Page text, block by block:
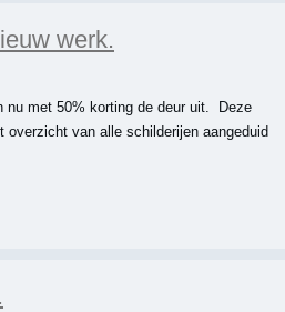
werk.
nu met 50% korting de deur uit. Deze
van alle schilderijen aangeduid